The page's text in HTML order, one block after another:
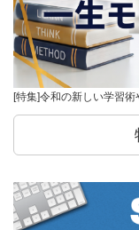
[特集]令和の新しい学習